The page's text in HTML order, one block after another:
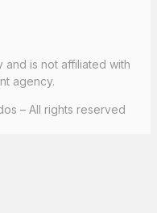
is not affiliated with
agency.
– All rights reserved